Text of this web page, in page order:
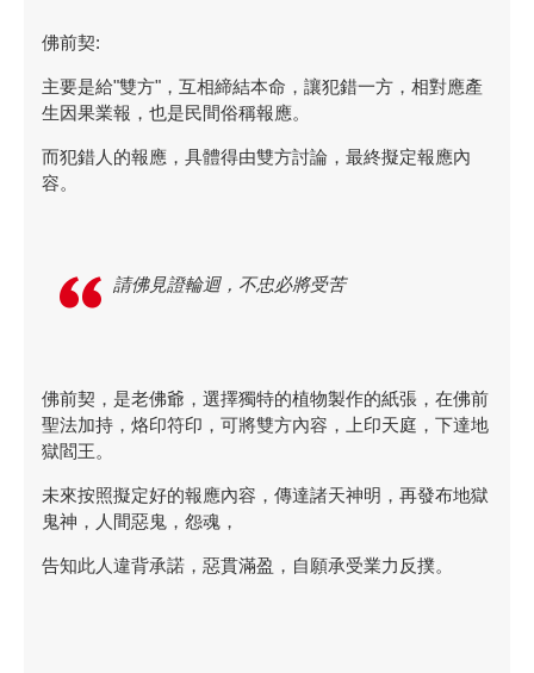
佛前契:
主要是給"雙方"，互相締結本命，讓犯錯一方，相對應產
生因果業報，也是民間俗稱報應。
而犯錯人的報應，具體得由雙方討論，最終擬定報應內
容。
請佛見證輪迴，不忠必將受苦
佛前契，是老佛爺，選擇獨特的植物製作的紙張，在佛前
聖法加持，烙印符印，可將雙方內容，上印天庭，下達地
獄閻王。
未來按照擬定好的報應內容，傳達諸天神明，再發布地獄
鬼神，人間惡鬼，怨魂，
告知此人違背承諾，惡貫滿盈，自願承受業力反撲。